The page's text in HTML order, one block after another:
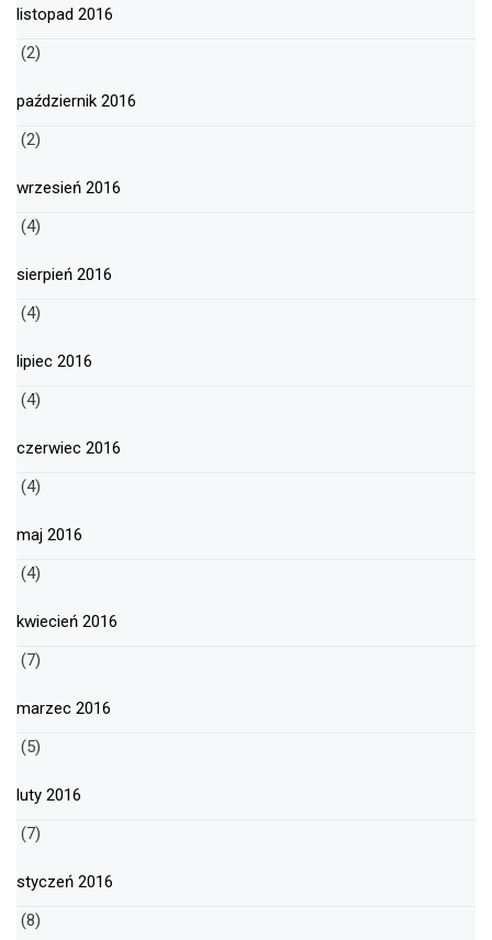
listopad 2016
(2)
październik 2016
(2)
wrzesień 2016
(4)
sierpień 2016
(4)
lipiec 2016
(4)
czerwiec 2016
(4)
maj 2016
(4)
kwiecień 2016
(7)
marzec 2016
(5)
luty 2016
(7)
styczeń 2016
(8)